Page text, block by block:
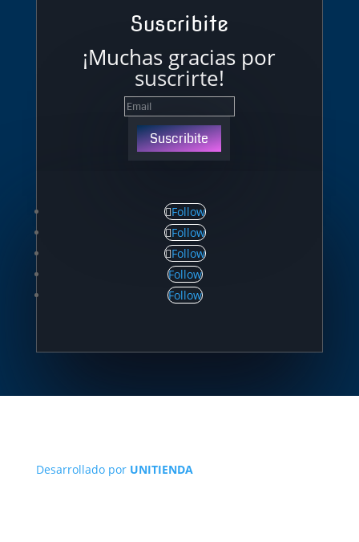
Suscribite
¡Muchas gracias por
suscrirte!
Suscribite
Follow
Follow
Follow
Follow
Follow
Desarrollado por UNITIENDA